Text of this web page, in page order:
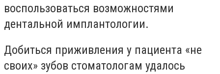
воспользоваться возможностями
дентальной имплантологии.
Добиться приживления у пациента «не
своих» зубов стоматологам удалось